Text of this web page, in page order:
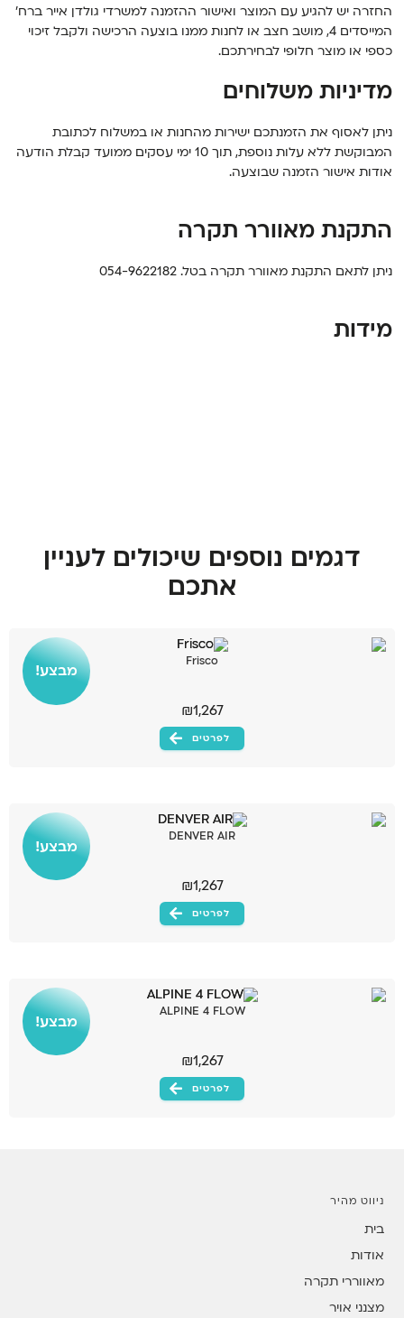
החזרה יש להגיע עם המוצר ואישור ההזמנה למשרדי גולדן אייר ברח’
המייסדים 4, מושב חצב או לחנות ממנו בוצעה הרכישה ולקבל זיכוי
כספי או מוצר חלופי לבחירתכם.
מדיניות משלוחים
ניתן לאסוף את הזמנתכם ישירות מהחנות או במשלוח לכתובת
המבוקשת ללא עלות נוספת, תוך 10 ימי עסקים ממועד קבלת הודעה
אודות אישור הזמנה שבוצעה.
התקנת מאוורר תקרה
ניתן לתאם התקנת מאוורר תקרה בטל.054-9622182
מידות
דגמים נוספים שיכולים לעניין
אתכם
מבצע!
Frisco
₪1,267
לפרטים
מבצע!
DENVER AIR
₪1,267
לפרטים
מבצע!
ALPINE 4 FLOW
₪1,267
לפרטים
ניווט מהיר
בית
אודות
מאווררי תקרה
מצנני אויר